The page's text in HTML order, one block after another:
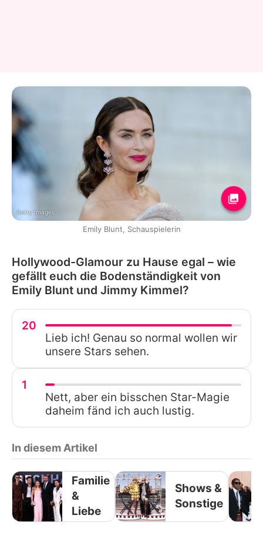
Getty Images
Emily Blunt, Schauspielerin
Hollywood-Glamour zu Hause egal – wie
gefällt euch die Bodenständigkeit von
Emily Blunt und Jimmy Kimmel?
20
Lieb ich! Genau so normal wollen wir
unsere Stars sehen.
1
Nett, aber ein bisschen Star-Magie
daheim fänd ich auch lustig.
In diesem Artikel
Familie
&
Liebe
Shows &
Sonstige